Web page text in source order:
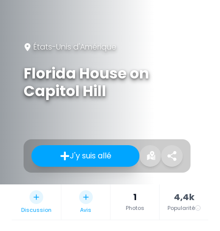
États-Unis d'Amérique
Florida House on
Capitol Hill
J'y suis allé
Discussion Avis
1
Photos
4,4k
Popularité